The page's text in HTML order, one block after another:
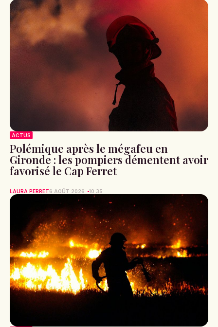
ACTUS
Polémique après le mégafeu en
Gironde : les pompiers démentent avoir
favorisé le Cap Ferret
LAURA PERRET6 AOÛT 2026 10:35